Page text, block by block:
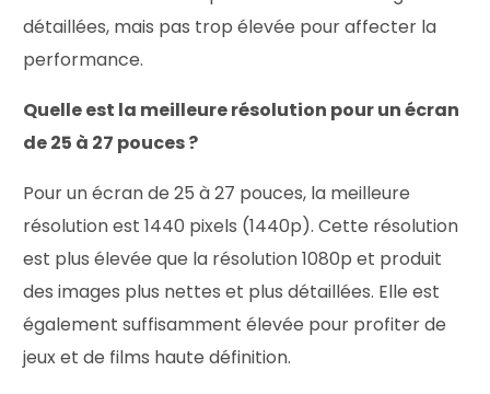
détaillées, mais pas trop élevée pour affecter la
performance.
Quelle est la meilleure résolution pour un écran
de 25 à 27 pouces ?
Pour un écran de 25 à 27 pouces, la meilleure
résolution est 1440 pixels (1440p). Cette résolution
est plus élevée que la résolution 1080p et produit
des images plus nettes et plus détaillées. Elle est
également suffisamment élevée pour profiter de
jeux et de films haute définition.